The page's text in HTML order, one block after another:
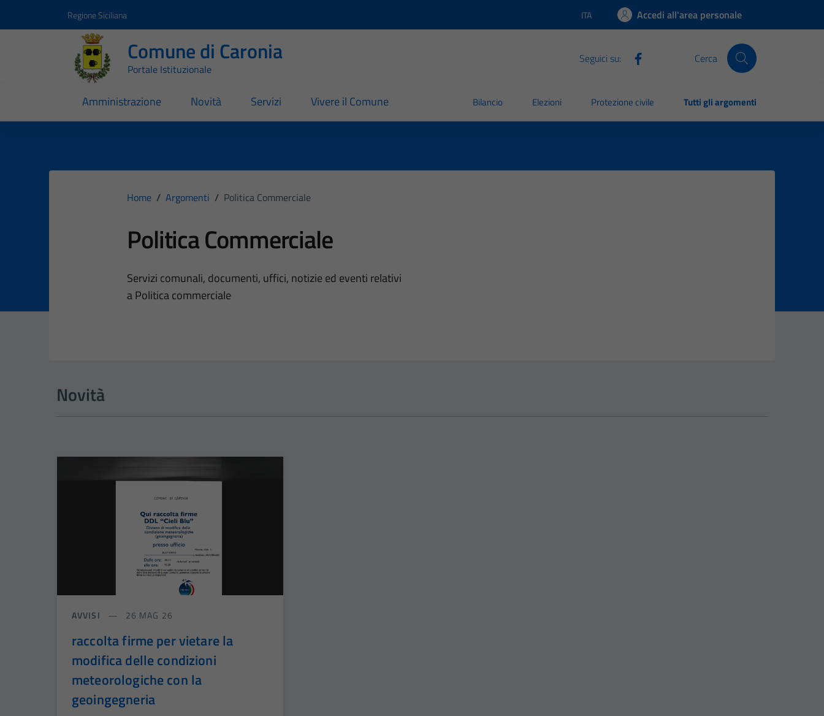
Regione Siciliana Lingua attiva:
ITA Accedi all'area personale
Comune di Caronia
Portale Istituzionale
Seguici su: Cerca
Amministrazione Novità Servizi Vivere il Comune Bilancio Elezioni Protezione civile Tutti gli argomenti
Home / Argomenti / Politica Commerciale
Politica Commerciale
Dettagli dell'argomento
Servizi comunali, documenti, uffici, notizie ed eventi relativi
a Politica commerciale
Novità
AVVISI 26 MAG 26
raccolta firme per vietare la
modifica delle condizioni
meteorologiche con la
geoingegneria